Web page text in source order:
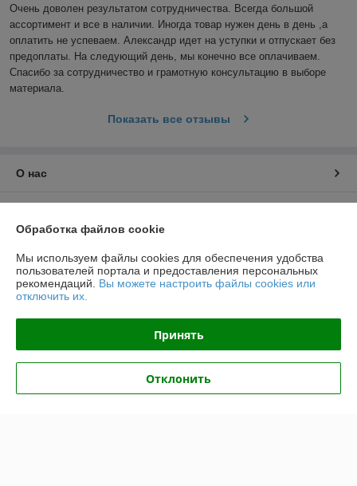
Очень доволен результатом сотрудничества. Всегда большой
ассортимент и все в наличии. Иногда товар нужен день в день ,а
оплатить не успеваем. Александр идет на уступки и отпускает без
предоплаты. На следующий день, мы конечно все оплачиваем.
Спасибо за сотрудничество и грамотную консультацию в выборе
материала.
Показать все отзывы
О нас
График работы
Полная версия сайта
Политика обработки cookies
Сайт создан на платформе Deal.by
Обработка файлов cookie
Мы используем файлы cookies для обеспечения удобства
пользователей портала и предоставления персональных
рекомендаций. Вы можете настроить файлы cookies или
отключить их.
Принять
Отклонить